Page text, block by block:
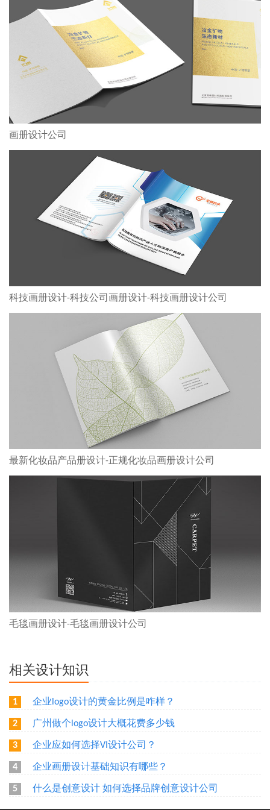
画册设计公司
科技画册设计-科技公司画册设计-科技画册设计公司
最新化妆品产品册设计-正规化妆品画册设计公司
毛毯画册设计-毛毯画册设计公司
相关设计知识
1 企业logo设计的黄金比例是咋样？
2 广州做个logo设计大概花费多少钱
3 企业应如何选择VI设计公司？
4 企业画册设计基础知识有哪些？
5 什么是创意设计 如何选择品牌创意设计公司